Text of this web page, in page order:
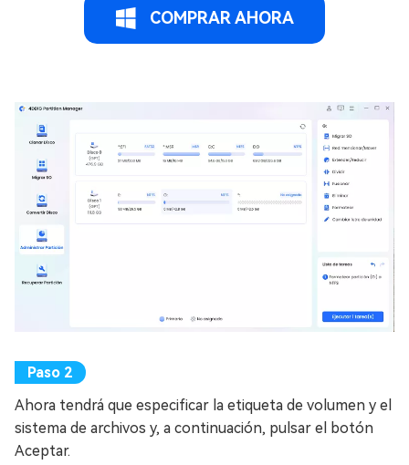
COMPRAR AHORA
Ahora tendrá que especificar la etiqueta de volumen y el
sistema de archivos y, a continuación, pulsar el botón
Aceptar.